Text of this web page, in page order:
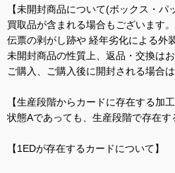
【未開封商品について(ボックス・パ
買取品が含まれる場合もございます。
伝票の剥がし跡や 経年劣化による外
未開封商品の性質上、返品・交換はお
ご購入、ご購入後に開封される場合
【生産段階からカードに存在する加
状態Aであっても、生産段階で存在
【1EDが存在するカードについて】